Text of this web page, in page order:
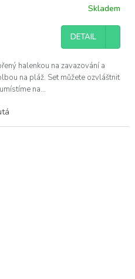
Skladem
DETAIL
halenkou na zavazování a
na pláž. Set můžete ozvláštnit
na...